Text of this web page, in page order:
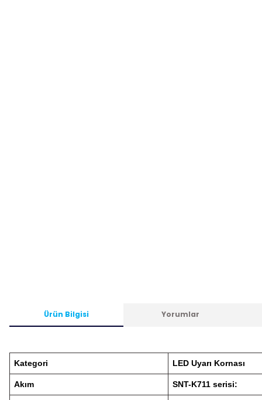
Ürün Bilgisi Yorumlar
Kategori LED Uyarı Kornası
Akım SNT-K711 serisi: